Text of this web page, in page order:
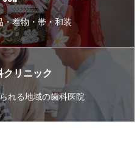
着物・帯・和装
リニック
れる地域の歯科医院